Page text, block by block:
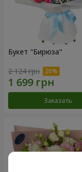
Букет "Бирюза"
2 124 грн
Заказать